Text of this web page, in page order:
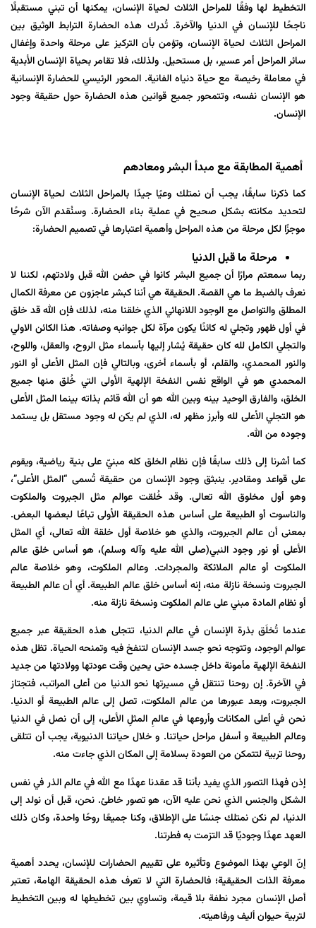
التخطيط لها وفقًا للمراحل الثلاث لحياة الإنسان، يمكنها أن تبني مستقبلًا
ناجحًا للإنسان في الدنيا والآخرة. تُدرك هذه الحضارة الترابط الوثيق بين
المراحل الثلاث لحياة الإنسان، وتؤمن بأن التركيز على مرحلة واحدة وإغفال
سائر المراحل أمر عسير، بل مستحيل. ولذلك، فلا تقامر بحياة الإنسان الأبدية
في معاملة رخيصة مع حياة دنياه الفانية. المحور الرئيسي للحضارة الإنسانية
هو الإنسان نفسه، وتتمحور جميع قوانين هذه الحضارة حول حقيقة وجود
الإنسان.
أهمية المطابقة مع مبدأ البشر ومعادهم
كما ذكرنا سابقًا، يجب أن نمتلك وعيًا جيدًا بالمراحل الثلاث لحياة الإنسان
لتحديد مكانته بشكل صحيح في عملية بناء الحضارة. وسنُقدم الآن شرحًا
موجزًا لكل مرحلة من هذه المراحل وأهمية اعتبارها في تصميم الحضارة:
مرحلة ما قبل الدنيا
ربما سمعتم مرارًا أن جميع البشر كانوا في حضن الله قبل ولادتهم، لكننا لا
نعرف بالضبط ما هي القصة. الحقيقة هي أننا كبشر عاجزون عن معرفة الكمال
المطلق والتواصل مع الوجود اللانهائي الذي خلقنا منه، لذلك فإن الله قد خلق
في أول ظهور وتجلي له كائنًا يكون مرآة لكل جوانبه وصفاته. هذا الكائن الاولي
والتجلي الكامل لله كان حقيقة يُشار إليها بأسماء مثل الروح، والعقل، واللوح،
والنور المحمدي، والقلم، أو بأسماء أخرى، وبالتالي فإن المثل الأعلى أو النور
المحمدي هو في الواقع نفس النفخة الإلهية الأولى التي خُلق منها جميع
الخلق، والفارق الوحيد بينه وبين الله هو أن الله قائم بذاته بينما المثل الأعلى
هو التجلي الأعلى لله وأبرز مظهر له، الذي لم يكن له وجود مستقل بل يستمد
وجوده من الله.
كما أشرنا إلى ذلك سابقًا فإن نظام الخلق كله مبنيّ على بنية رياضية، ويقوم
على قواعد ومقادير. ينبثق وجود الإنسان من حقيقة تُسمى “المثل الأعلى”،
وهو أول مخلوق الله تعالى. وقد خُلقت عوالم مثل الجبروت والملكوت
والناسوت أو الطبيعة على أساس هذه الحقيقة الأولى تباعًا لبعضها البعض.
بمعنى أن عالم الجبروت، والذي هو خلاصة أول خلقة الله تعالى، أي المثل
الأعلى أو نور وجود النبي(صلى الله عليه وآله وسلم)، هو أساس خلق عالم
الملكوت أو عالم الملائكة والمجردات. وعالم الملكوت، وهو خلاصة عالم
الجبروت ونسخة نازلة منه، إنه أساس خلق عالم الطبيعة. أي أن عالم الطبيعة
أو نظام المادة مبني على عالم الملكوت ونسخة نازلة منه.
عندما تُخلَق بذرة الإنسان في عالم الدنيا، تتجلى هذه الحقيقة عبر جميع
عوالم الوجود، وتتوجه نحو جسد الإنسان لتنفخ فیه وتمنحه الحياة. تظل هذه
النفخة الإلهية مأمونة داخل جسده حتى يحين وقت عودتها وولادتها من جديد
في الآخرة. إن روحنا تنتقل في مسيرتها نحو الدنيا من أعلى المراتب، فتجتاز
الجبروت، وبعد عبورها من عالم الملكوت، تصل إلى عالم الطبيعة أو الدنيا.
نحن في أعلى المكانات وأروعها في عالمِ المثلِ الأعلى، إلى أن نصل في الدنيا
وعالم الطبيعة و أسفل مراحل حياتنا. و خلال حياتنا الدنيوية، يجب أن تتلقى
روحنا تربية لتتمكن من العودة بسلامة إلى المكان الذي جاءت منه.
إذن فهذا التصور الذي يفيد بأننا قد عقدنا عهدًا مع الله فيعالم الذر في نفس
الشكل والجنس الذي نحن عليه الآن، هو تصور خاطئ. نحن، قبل أن نولد إلى
الدنيا، لم نكن نمتلك جنسًا على الإطلاق، وكنا جميعًا روحًا واحدة، وكان ذلك
العهد عهدًا وجوديًا قد التزمت به فطرتنا.
إنّ الوعي بهذا الموضوع وتأثيره على تقييم الحضارات للإنسان، يحدد أهمية
معرفة الذات الحقيقية؛ فالحضارة التي لا تعرف هذه الحقيقة الهامة، تعتبر
أصل الإنسان مجرد نطفة بلا قيمة، وتساوي بين تخطيطها له وبين التخطيط
لتربية حيوان أليف ورفاهيته.